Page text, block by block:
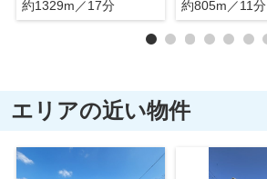
約1329m／17分
約805m／11分
エリアの近い物件